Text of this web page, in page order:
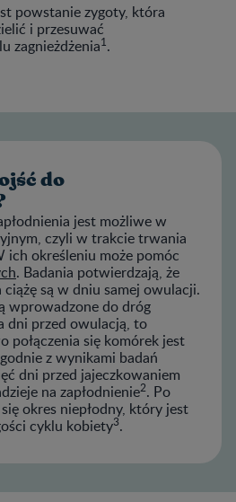
powstanie zygoty, która
i przesuwać
zagnieżdżenia1.
do
jest możliwe w
czyli w trakcie trwania
ich określeniu może pomóc
. Badania potwierdzają, że
ciążę są w dniu samej owulacji.
wprowadzone do dróg
dni przed owulacją, to
połączenia się komórek jest
z wynikami badań
dni przed jajeczkowaniem
na zapłodnienie2. Po
okres niepłodny, który jest
cyklu kobiety3.